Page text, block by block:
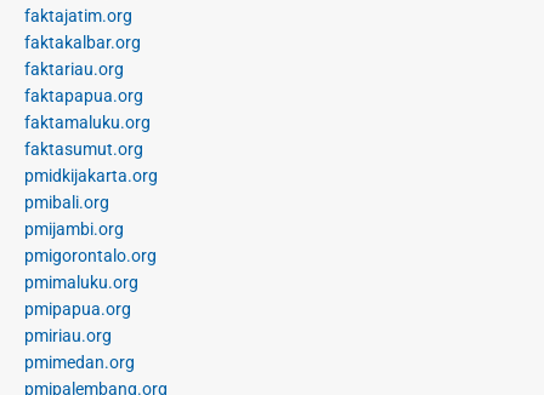
faktajatim.org
faktakalbar.org
faktariau.org
faktapapua.org
faktamaluku.org
faktasumut.org
pmidkijakarta.org
pmibali.org
pmijambi.org
pmigorontalo.org
pmimaluku.org
pmipapua.org
pmiriau.org
pmimedan.org
pmipalembang.org